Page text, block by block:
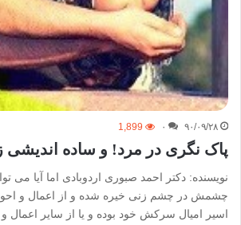
۹۰/۰۹/۲۸ ۰ 1,899
پاک نگری در مرد! و ساده
نویسنده: دکتر احمد صبوری اردوبادی اما آیا می
چشمش در چشم زنی خیره شده و از اعمال و
اسیر امیال سرکش خود بوده و یا از سایر